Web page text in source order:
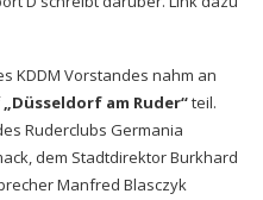
KDDM Vorstandes nahm an
„Düsseldorf am Ruder“teil.
Ruderclubs Germania
dem Stadtdirektor Burkhard
Manfred Blasczyk